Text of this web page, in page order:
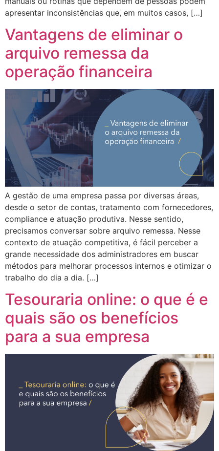
apresentar inconsistências que, em muitos casos, […]
Vantagens de eliminar o
arquivo remessa da
operação financeira
A gestão de uma empresa passa por diversas áreas,
desde o setor de contas, tratamento com fornecedores,
compliance e atuação produtiva. Nesse sentido,
precisamos conversar sobre arquivo remessa. Nesse
contexto de atuação competitiva, é fácil perceber a
grande necessidade dos administradores em buscar
métodos para melhorar processos internos e otimizar o
trabalho do dia a dia. […]
Tesouraria online: o que é e
quais são os benefícios
para a sua empresa